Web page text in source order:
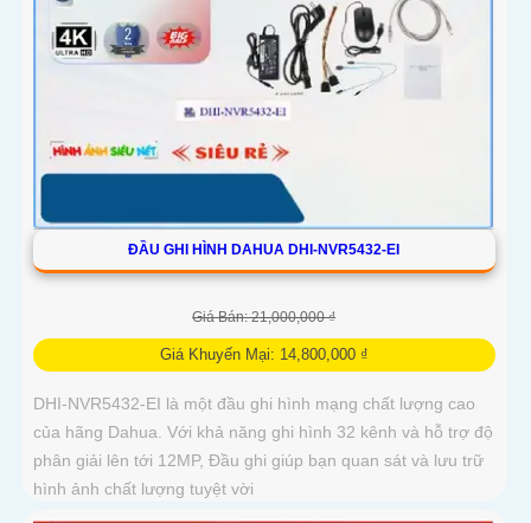
ĐẦU GHI HÌNH DAHUA DHI-NVR5432-EI
Giá Bán: 21,000,000 ₫
Giá Khuyến Mại: 14,800,000 ₫
DHI-NVR5432-EI là một đầu ghi hình mạng chất lượng cao
của hãng Dahua. Với khả năng ghi hình 32 kênh và hỗ trợ độ
phân giải lên tới 12MP, Đầu ghi giúp bạn quan sát và lưu trữ
hình ảnh chất lượng tuyệt vời